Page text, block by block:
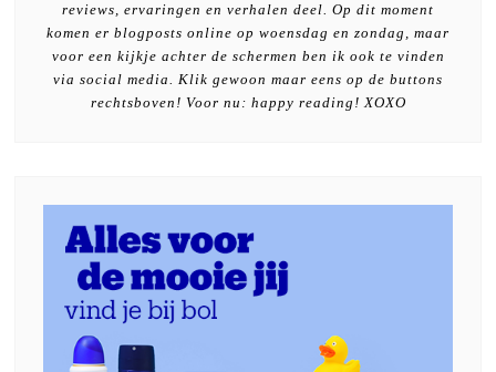
reviews, ervaringen en verhalen deel. Op dit moment
komen er blogposts online op woensdag en zondag, maar
voor een kijkje achter de schermen ben ik ook te vinden
via social media. Klik gewoon maar eens op de buttons
rechtsboven! Voor nu: happy reading! XOXO